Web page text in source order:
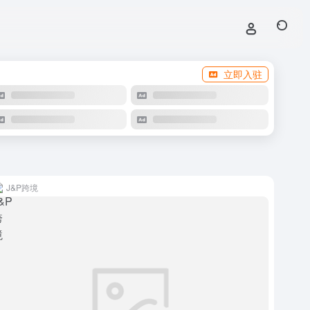
立即入驻
J&P跨境